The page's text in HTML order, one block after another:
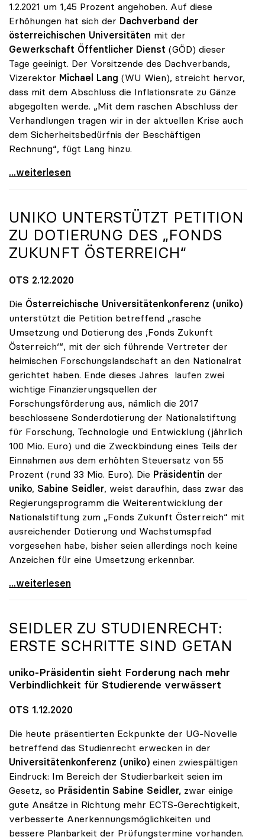
1.2.2021 um 1,45 Prozent angehoben. Auf diese
Erhöhungen hat sich der Dachverband der
österreichischen Universitäten mit der
Gewerkschaft Öffentlicher Dienst (GÖD) dieser
Tage geeinigt. Der Vorsitzende des Dachverbands,
Vizerektor Michael Lang (WU Wien), streicht hervor,
dass mit dem Abschluss die Inflationsrate zu Gänze
abgegolten werde. „Mit dem raschen Abschluss der
Verhandlungen tragen wir in der aktuellen Krise auch
dem Sicherheitsbedürfnis der Beschäftigen
Rechnung“, fügt Lang hinzu.
KV-Verhandlungen: Gehälter steigen um 1,45 Prozent
...weiterlesen
UNIKO UNTERSTÜTZT PETITION
ZU DOTIERUNG DES „FONDS
ZUKUNFT ÖSTERREICH“
OTS 2.12.2020
Die Österreichische Universitätenkonferenz (uniko)
unterstützt die Petition betreffend „rasche
Umsetzung und Dotierung des ,Fonds Zukunft
Österreich‘“, mit der sich führende Vertreter der
heimischen Forschungslandschaft an den Nationalrat
gerichtet haben. Ende dieses Jahres laufen zwei
wichtige Finanzierungsquellen der
Forschungsförderung aus, nämlich die 2017
beschlossene Sonderdotierung der Nationalstiftung
für Forschung, Technologie und Entwicklung (jährlich
100 Mio. Euro) und die Zweckbindung eines Teils der
Einnahmen aus dem erhöhten Steuersatz von 55
Prozent (rund 33 Mio. Euro). Die Präsidentin der
uniko, Sabine Seidler, weist daraufhin, dass zwar das
Regierungsprogramm die Weiterentwicklung der
Nationalstiftung zum „Fonds Zukunft Österreich“ mit
ausreichender Dotierung und Wachstumspfad
vorgesehen habe, bisher seien allerdings noch keine
Anzeichen für eine Umsetzung erkennbar.
uniko unterstützt Petition zu Dotierung des „Fonds
...weiterlesen
SEIDLER ZU STUDIENRECHT:
ERSTE SCHRITTE SIND GETAN
uniko-Präsidentin sieht Forderung nach mehr
Verbindlichkeit für Studierende verwässert
OTS 1.12.2020
Die heute präsentierten Eckpunkte der UG-Novelle
betreffend das Studienrecht erwecken in der
Universitätenkonferenz (uniko) einen zwiespältigen
Eindruck: Im Bereich der Studierbarkeit seien im
Gesetz, so Präsidentin Sabine Seidler, zwar einige
gute Ansätze in Richtung mehr ECTS-Gerechtigkeit,
verbesserte Anerkennungsmöglichkeiten und
bessere Planbarkeit der Prüfungstermine vorhanden.